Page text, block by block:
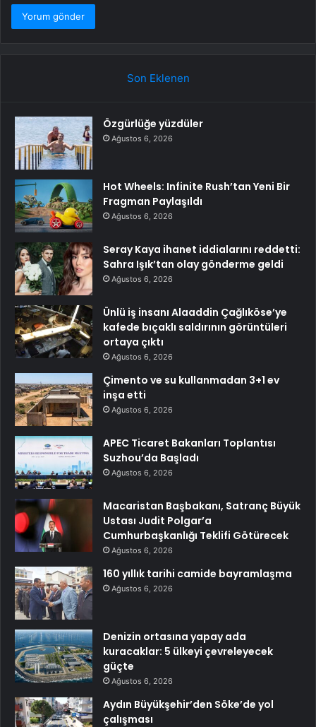
Son Eklenen
Özgürlüğe yüzdüler
Ağustos 6, 2026
Hot Wheels: Infinite Rush’tan Yeni Bir
Fragman Paylaşıldı
Ağustos 6, 2026
Seray Kaya ihanet iddialarını reddetti:
Sahra Işık’tan olay gönderme geldi
Ağustos 6, 2026
Ünlü iş insanı Alaaddin Çağlıköse’ye
kafede bıçaklı saldırının görüntüleri
ortaya çıktı
Ağustos 6, 2026
Çimento ve su kullanmadan 3+1 ev
inşa etti
Ağustos 6, 2026
APEC Ticaret Bakanları Toplantısı
Suzhou’da Başladı
Ağustos 6, 2026
Macaristan Başbakanı, Satranç Büyük
Ustası Judit Polgar’a
Cumhurbaşkanlığı Teklifi Götürecek
Ağustos 6, 2026
160 yıllık tarihi camide bayramlaşma
Ağustos 6, 2026
Denizin ortasına yapay ada
kuracaklar: 5 ülkeyi çevreleyecek
güçte
Ağustos 6, 2026
Aydın Büyükşehir’den Söke’de yol
çalışması